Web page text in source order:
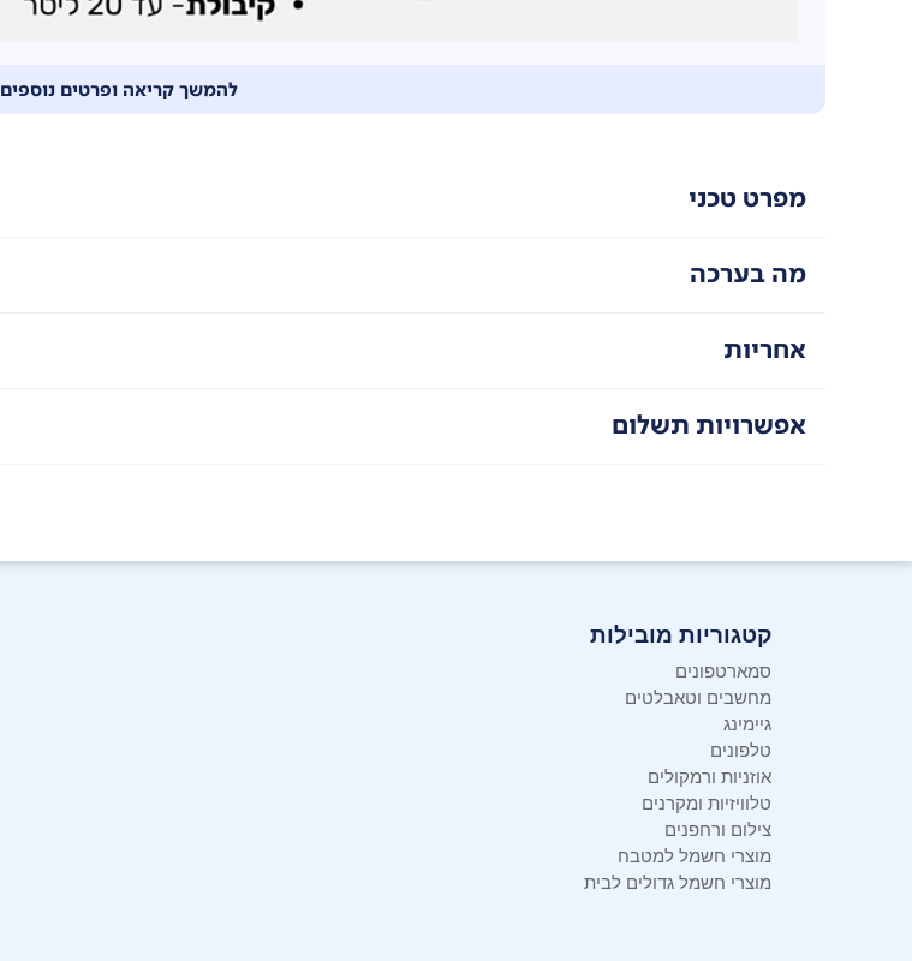
להמשך קריאה ופרטים נוספים
מפרט טכני
מה בערכה
אחריות
אפשרויות תשלום
קטגוריות מובילות
סמארטפונים
מחשבים וטאבלטים
גיימינג
טלפונים
אוזניות ורמקולים
טלוויזיות ומקרנים
צילום ורחפנים
מוצרי חשמל למטבח
מוצרי חשמל גדולים לבית